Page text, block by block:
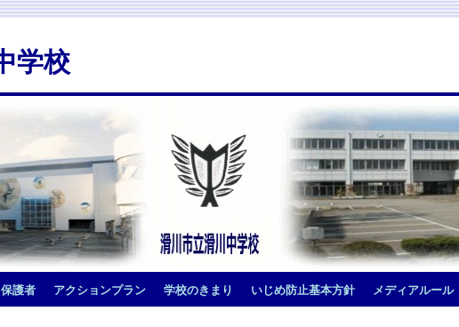
学校
護者 アクションプラン 学校のきまり いじめ防止基本方針 メディアルール